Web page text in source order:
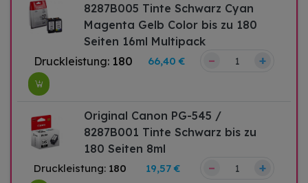
8287B005 Tinte Schwarz Cyan
Magenta Gelb Color bis zu 180
Seiten 16ml Multipack
Druckleistung: 180 66,40 € – +
Original Canon PG-545 /
8287B001 Tinte Schwarz bis zu
180 Seiten 8ml
Druckleistung: 180 19,57 € – +